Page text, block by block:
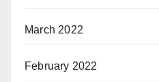
March 2022
February 2022